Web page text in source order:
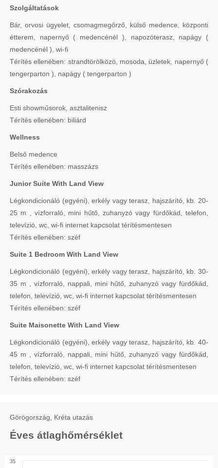
Szolgáltatások
Bár, orvosi ügyelet, csomagmegőrző, külső medence, központi
étterem, napernyő ( medencénél ), napozóterasz, napágy (
medencénél ), wi-fi
Térítés ellenében: strandtörölközö, mosoda, üzletek, napernyő (
tengerparton ), napágy ( tengerparton )
Szórakozás
Esti showműsorok, asztalitenisz
Térítés ellenében: biliárd
Wellness
Belső medence
Térítés ellenében: masszázs
Junior Suite With Land View
Légkondicionáló (egyéni), erkély vagy terasz, hajszárító, kb. 20-
25 m , vízforraló, mini hűtő, zuhanyzó vagy fürdőkád, telefon,
televízió, wc, wi-fi internet kapcsolat térítésmentesen
Térítés ellenében: széf
Suite 1 Bedroom With Land View
Légkondicionáló (egyéni), erkély vagy terasz, hajszárító, kb. 30-
35 m , vízforraló, nappali, mini hűtő, zuhanyzó vagy fürdőkád,
telefon, televízió, wc, wi-fi internet kapcsolat térítésmentesen
Térítés ellenében: széf
Suite Maisonette With Land View
Légkondicionáló (egyéni), erkély vagy terasz, hajszárító, kb. 40-
45 m , vízforraló, nappali, mini hűtő, zuhanyzó vagy fürdőkád,
telefon, televízió, wc, wi-fi internet kapcsolat térítésmentesen
Térítés ellenében: széf
Görögország, Kréta utazás
Éves átlaghőmérséklet
35